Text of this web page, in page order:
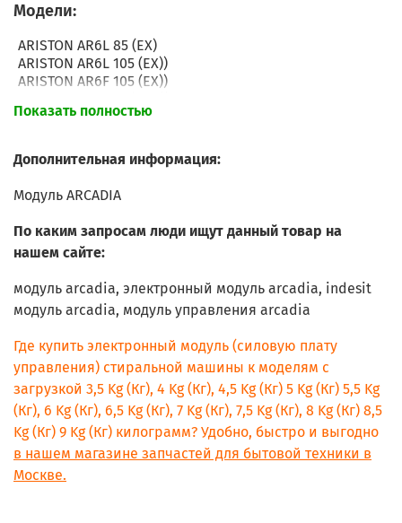
Модели:
ARISTON AR6L 85 (EX)
ARISTON AR6L 105 (EX))
ARISTON AR6F 105 (EX))
ARISTON AR6L 85 (AG))
Hotpoint-Ariston ARSL 100 (CSI).L)
Hotpoint-Ariston ARSL 105 (CSI).L)
Hotpoint-Ariston ARUSL 85 (CIS))
Hotpoint-Ariston ARUSL 105 (CIS))
Hotpoint-Ariston ARSF 105 (CIS)/S)
Hotpoint-Ariston ARSL 103 (CIS).L)
INDESIT WIUN 100 (CSI))
INDESIT WISN 82 (CSI))
INDESIT WITL 867 (RU))
INDESIT WISL 103 (CIS))
INDESIT IWSC 6085 SL (CIS))
INDESIT IWSB 6105 (CIS))
INDESIT IWSB 6085 (CIS))
INDESIT IWD 71051 (CIS))
INDESIT IWC 71051 B (CIS))
INDESIT MISL 585 CIS)
INDESIT TMIL 585 CIS
Показать полностью
Дополнительная информация:
Модуль ARCADIA
По каким запросам люди ищут данный товар на
нашем сайте:
модуль arcadia, электронный модуль arcadia, indesit
модуль arcadia, модуль управления arcadia
Где купить электронный модуль (силовую плату
управления) стиральной машины к моделям с
загрузкой 3,5 Kg (Кг), 4 Kg (Кг), 4,5 Kg (Кг) 5 Kg (Кг) 5,5 Kg
(Кг), 6 Kg (Кг), 6,5 Kg (Кг), 7 Kg (Кг), 7,5 Kg (Кг), 8 Kg (Кг) 8,5
Kg (Кг) 9 Kg (Кг) килограмм? Удобно, быстро и выгодно
в нашем магазине запчастей для бытовой техники в
Москве.